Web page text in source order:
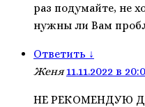
раз подумайте, не
нужны ли Вам
Ответить ↓
Женя11.11.2022 в
НЕ РЕКОМЕНДУЮ